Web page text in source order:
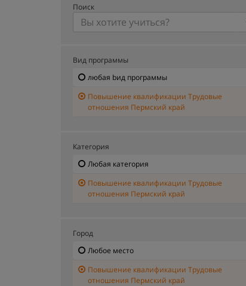
Поиск
Вид программы
любая bид программы
Повышение квалификации Трудовые
отношения Пермский край
Категория
Любая категория
Повышение квалификации Трудовые
отношения Пермский край
Город
Любое место
Повышение квалификации Трудовые
отношения Пермский край